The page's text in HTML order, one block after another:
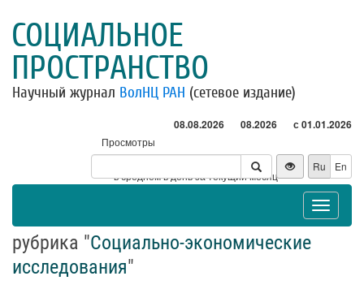
СОЦИАЛЬНОЕ
ПРОСТРАНСТВО
Научный журнал ВолНЦ РАН (сетевое издание)
08.08.2026 08.2026 с 01.01.2026
Просмотры
Посетители
* - в среднем в день за текущий месяц
Ru En
Toggle
рубрика "Социально-экономические
исследования"